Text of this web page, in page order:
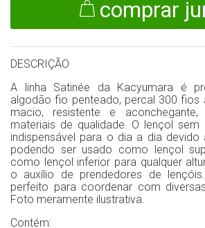
comprar
DESCRIÇÃO
A linha Satinée da Kacyumara é
algodão fio penteado, percal 300 fios
macio, resistente e
materiais de qualidade. O lençol
indispensável para o dia a dia devido
podendo ser usado como lençol
como lençol inferior para qualquer
o auxílio de prendedores de
perfeito para coordenar com
Foto meramente ilustrativa.
Contém: